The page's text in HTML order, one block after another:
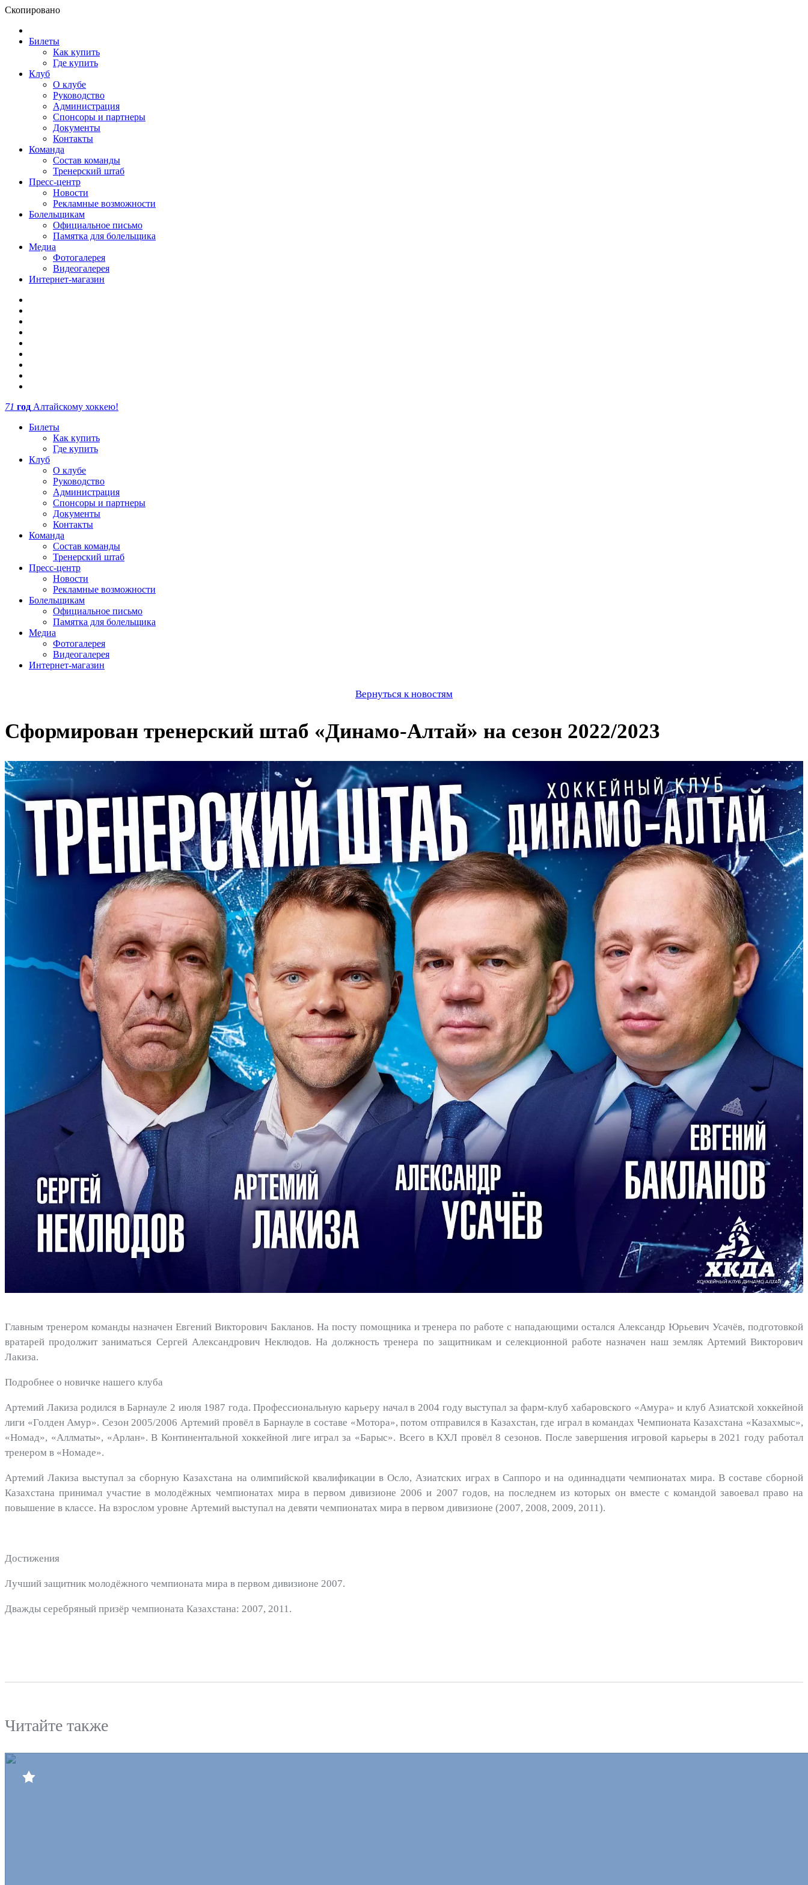
Скопировано
Билеты
Как купить
Где купить
Клуб
О клубе
Руководство
Администрация
Спонсоры и партнеры
Документы
Контакты
Команда
Состав команды
Тренерский штаб
Пресс-центр
Новости
Рекламные возможности
Болельщикам
Официальное письмо
Памятка для болельщика
Медиа
Фотогалерея
Видеогалерея
Интернет-магазин
71 год Алтайскому хоккею!
Билеты
Как купить
Где купить
Клуб
О клубе
Руководство
Администрация
Спонсоры и партнеры
Документы
Контакты
Команда
Состав команды
Тренерский штаб
Пресс-центр
Новости
Рекламные возможности
Болельщикам
Официальное письмо
Памятка для болельщика
Медиа
Фотогалерея
Видеогалерея
Интернет-магазин
Вернуться к новостям
Сформирован тренерский штаб «Динамо-Алтай» на сезон 2022/2023
Главным тренером команды назначен Евгений Викторович Бакланов. На посту помощника и тренера по работе с нападающими остался Александр Юрьевич Усачёв, подготовкой
вратарей продолжит заниматься Сергей Александрович Неклюдов. На должность тренера по защитникам и селекционной работе назначен наш земляк Артемий Викторович
Лакиза.
Подробнее о новичке нашего клуба
Артемий Лакиза родился в Барнауле 2 июля 1987 года. Профессиональную карьеру начал в 2004 году выступал за фарм-клуб хабаровского «Амура» и клуб Азиатской хоккейной
лиги «Голден Амур». Сезон 2005/2006 Артемий провёл в Барнауле в составе «Мотора», потом отправился в Казахстан, где играл в командах Чемпионата Казахстана «Казахмыс»,
«Номад», «Аллматы», «Арлан». В Континентальной хоккейной лиге играл за «Барыс». Всего в КХЛ провёл 8 сезонов. После завершения игровой карьеры в 2021 году работал
тренером в «Номаде».
Артемий Лакиза выступал за сборную Казахстана на олимпийской квалификации в Осло, Азиатских играх в Саппоро и на одиннадцати чемпионатах мира. В составе сборной
Казахстана принимал участие в молодёжных чемпионатах мира в первом дивизионе 2006 и 2007 годов, на последнем из которых он вместе с командой завоевал право на
повышение в классе. На взрослом уровне Артемий выступал на девяти чемпионатах мира в первом дивизионе (2007, 2008, 2009, 2011).
Достижения
Лучший защитник молодёжного чемпионата мира в первом дивизионе 2007.
Дважды серебряный призёр чемпионата Казахстана: 2007, 2011.
Читайте также
Клуб